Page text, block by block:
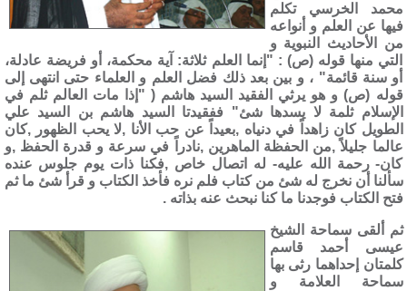
محمد الخرسي تكلم
فيها عن العلم و أنواعه
من الأحاديث النبوية و
التي منها قوله (ص) : "إنما العلم ثلاثة: آية محكمة، أو فريضة عادلة،
أو سنة قائمة‏" ، و بين بعد ذلك فضل العلم و العلماء حتى انتهى إلى
قوله (ص) و هو يرثي الفقيد السيد هاشم ( "إذا مات العالم ثلم في
الإسلام ثلمة لا يسدها شئ" ففقيدتا السيد هاشم بن السيد علي
الطويل كان زاهداً في دنياه ,بعيداً عن حب الأنا ,لا يحب الظهور ,كان
عالما جليلاً ,من الحفظة الماهرين ,نادراً في سرعة و قدرة الحفظ ,و
كان- رحمة الله عليه- له اتصال خاص ,فكنا ذات يوم جلوس عنده
سألنا أن نخرج له شئ من كتاب فلم نره فأخذ الكتاب و قرأ شئ ما ثم
فتح الكتاب فوجدنا ما كنا نبحث عنه بذاته .
ثم ألقى سماحة الشيخ
عيسى أحمد قاسم
كلمتان إحداهما رثى بها
سماحة العلامة و